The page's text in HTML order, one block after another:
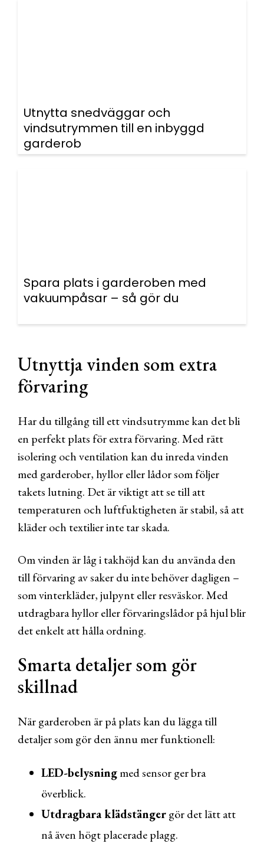
Utnytta snedväggar och
vindsutrymmen till en inbyggd
garderob
Spara plats i garderoben med
vakuumpåsar – så gör du
Utnyttja vinden som extra
förvaring
Har du tillgång till ett vindsutrymme kan det bli
en perfekt plats för extra förvaring. Med rätt
isolering och ventilation kan du inreda vinden
med garderober, hyllor eller lådor som följer
takets lutning. Det är viktigt att se till att
temperaturen och luftfuktigheten är stabil, så att
kläder och textilier inte tar skada.
Om vinden är låg i takhöjd kan du använda den
till förvaring av saker du inte behöver dagligen –
som vinterkläder, julpynt eller resväskor. Med
utdragbara hyllor eller förvaringslådor på hjul blir
det enkelt att hålla ordning.
Smarta detaljer som gör
skillnad
När garderoben är på plats kan du lägga till
detaljer som gör den ännu mer funktionell:
LED-belysningmed sensor ger bra
överblick.
Utdragbara klädstängergör det lätt att
nå även högt placerade plagg.